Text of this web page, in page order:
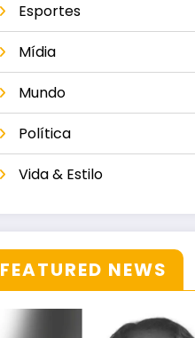
Esportes
Mídia
Mundo
Política
Vida & Estilo
FEATURED NEWS